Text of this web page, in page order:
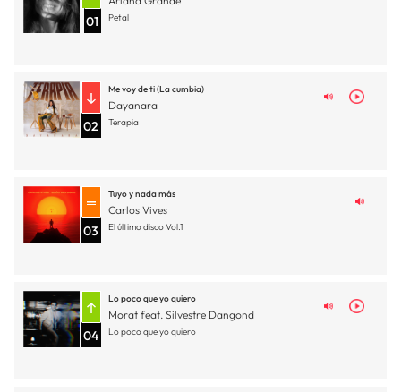
01 Petal
02
Me voy de ti (La cumbia)
Dayanara
Terapia
03
Tuyo y nada más
Carlos Vives
El último disco Vol.1
04
Lo poco que yo quiero
Morat feat. Silvestre Dangond
Lo poco que yo quiero